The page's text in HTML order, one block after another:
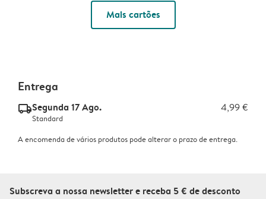
Mais cartões
Entrega
delivery_standard_v2Segunda 17 Ago. 4,99 €
Standard
A encomenda de vários produtos pode alterar o prazo de entrega.
Subscreva a nossa newsletter e receba 5 € de desconto